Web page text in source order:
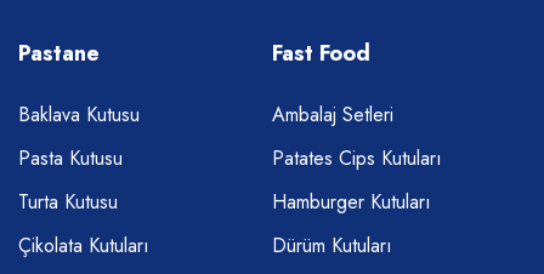
Pastane
Baklava Kutusu
Pasta Kutusu
Turta Kutusu
Çikolata Kutuları
Fast Food
Ambalaj Setleri
Patates Cips Kutuları
Hamburger Kutuları
Dürüm Kutuları